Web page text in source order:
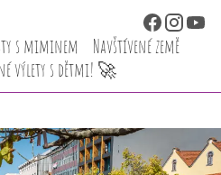
s miminem
Navštívené země
výlety s dětmi! 🚀